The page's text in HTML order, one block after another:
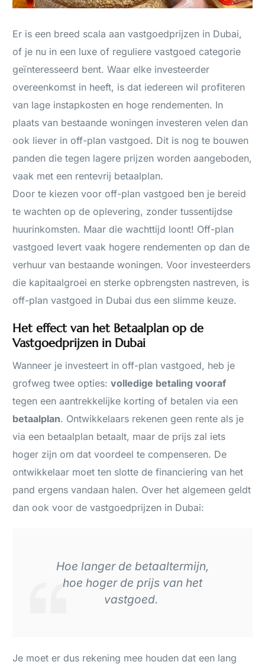
Er is een breed scala aan vastgoedprijzen in Dubai,
of je nu in een luxe of reguliere vastgoed categorie
geïnteresseerd bent. Waar elke investeerder
overeenkomst in heeft, is dat iedereen wil profiteren
van lage instapkosten en hoge rendementen. In
plaats van bestaande woningen investeren velen dan
ook liever in off-plan vastgoed. Dit is nog te bouwen
panden die tegen lagere prijzen worden aangeboden,
vaak met een rentevrij betaalplan.
Door te kiezen voor off-plan vastgoed ben je bereid
te wachten op de oplevering, zonder tussentijdse
huurinkomsten. Maar die wachttijd loont! Off-plan
vastgoed levert vaak hogere rendementen op dan de
verhuur van bestaande woningen. Voor investeerders
die kapitaalgroei en sterke opbrengsten nastreven, is
off-plan vastgoed in Dubai dus een slimme keuze.
Het effect van het Betaalplan op de
Vastgoedprijzen in Dubai
Wanneer je investeert in off-plan vastgoed, heb je
grofweg twee opties:volledige betaling vooraf
tegen een aantrekkelijke korting of betalen via een
betaalplan. Ontwikkelaars rekenen geen rente als je
via een betaalplan betaalt, maar de prijs zal iets
hoger zijn om dat voordeel te compenseren. De
ontwikkelaar moet ten slotte de financiering van het
pand ergens vandaan halen. Over het algemeen geldt
dan ook voor de vastgoedprijzen in Dubai:
Hoe langer de betaaltermijn,
hoe hoger de prijs van het
vastgoed.
Je moet er dus rekening mee houden dat een lang